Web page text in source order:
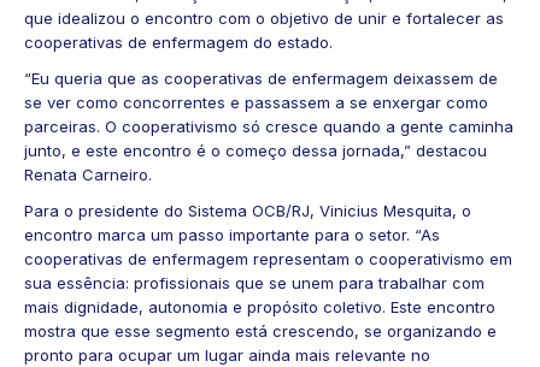
que idealizou o encontro com o objetivo de unir e fortalecer as
cooperativas de enfermagem do estado.
“Eu queria que as cooperativas de enfermagem deixassem de
se ver como concorrentes e passassem a se enxergar como
parceiras. O cooperativismo só cresce quando a gente caminha
junto, e este encontro é o começo dessa jornada,” destacou
Renata Carneiro.
Para o presidente do Sistema OCB/RJ, Vinicius Mesquita, o
encontro marca um passo importante para o setor. “As
cooperativas de enfermagem representam o cooperativismo em
sua essência: profissionais que se unem para trabalhar com
mais dignidade, autonomia e propósito coletivo. Este encontro
mostra que esse segmento está crescendo, se organizando e
pronto para ocupar um lugar ainda mais relevante no